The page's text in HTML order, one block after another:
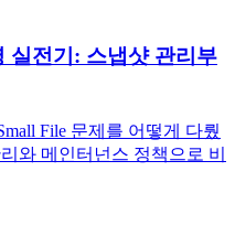
실전기: 스냅샷 관리부
File 문제를 어떻게 다뤘
와 메인터넌스 정책으로 비